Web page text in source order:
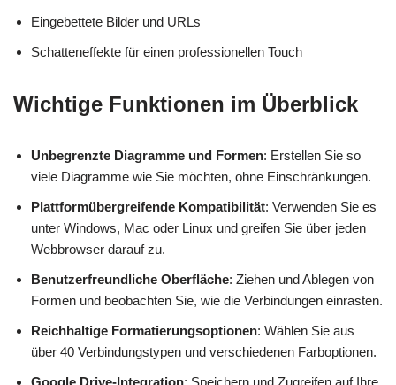
Eingebettete Bilder und URLs
Schatteneffekte für einen professionellen Touch
Wichtige Funktionen im Überblick
Unbegrenzte Diagramme und Formen: Erstellen Sie so
viele Diagramme wie Sie möchten, ohne Einschränkungen.
Plattformübergreifende Kompatibilität: Verwenden Sie es
unter Windows, Mac oder Linux und greifen Sie über jeden
Webbrowser darauf zu.
Benutzerfreundliche Oberfläche: Ziehen und Ablegen von
Formen und beobachten Sie, wie die Verbindungen einrasten.
Reichhaltige Formatierungsoptionen: Wählen Sie aus
über 40 Verbindungstypen und verschiedenen Farboptionen.
Google Drive-Integration: Speichern und Zugreifen auf Ihre